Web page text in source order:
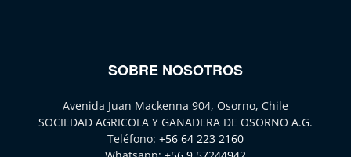
SOBRE NOSOTROS
Avenida Juan Mackenna 904, Osorno, Chile
SOCIEDAD AGRICOLA Y GANADERA DE OSORNO A.G.
Teléfono: +56 64 223 2160